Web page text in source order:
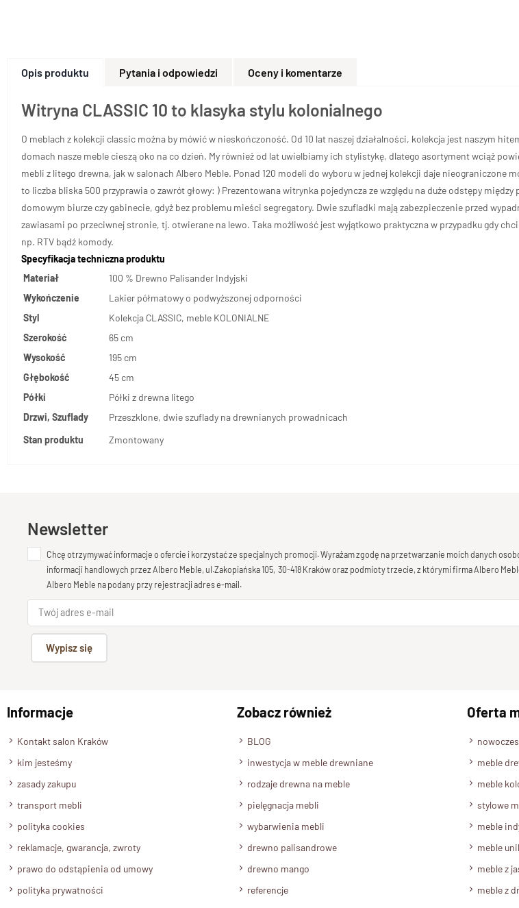
Opis produktu Pytania i odpowiedzi Oceny i komentarze
Witryna CLASSIC 10 to klasyka stylu kolonialnego
O meblach z kolekcji classic można by mówić w nieskończoność. Od 10 lat naszej działalności, kolekcja jest naszym
domach nasze meble cieszą oko na co dzień. My również od lat uwielbiamy ich stylistykę, dlatego asortyment wciąż
mebli z litego drewna, jak w salonach Albero Meble. Ponad 120 modeli do wyboru w jednej kolekcji daje nieograniczone
to liczba bliska 500 przyprawia o zawrót głowy: ) Prezentowana witrynka pojedyncza ze względu na duże odstępy
domowym biurze czy gabinecie, gdyż bez problemu mieści segregatory. Dwie szufladki mają zabezpieczenie przed
zawiasami po przeciwnej stronie, tj. otwierane na lewo. Taka możliwość jest wyjątkowo praktyczna w przypadku gdy
np. RTV bądź komody.
Specyfikacja techniczna produktu
Materiał
100 % Drewno Palisander Indyjski
Wykończenie
Lakier półmatowy o podwyższonej odporności
Styl
Kolekcja CLASSIC, meble KOLONIALNE
Szerokość
65 cm
Wysokość
195 cm
Głębokość
45 cm
Półki
Półki z drewna litego
Drzwi, Szuflady
Przeszklone, dwie szuflady na drewnianych prowadnicach
Stan produktu
Zmontowany
Newsletter
Chcę otrzymywać informacje o ofercie i korzystać ze specjalnych promocji. Wyrażam zgodę na przetwarzanie moich danych
informacji handlowych przez Albero Meble, ul.Zakopiańska 105, 30-418 Kraków oraz podmioty trzecie, z którymi firma Albero
Albero Meble na podany przy rejestracji adres e-mail.
Wypisz się
Informacje
Kontakt salon Kraków
kim jesteśmy
zasady zakupu
transport mebli
polityka cookies
reklamacje, gwarancja, zwroty
prawo do odstąpienia od umowy
polityka prywatności
Zobacz również
BLOG
inwestycja w meble drewniane
rodzaje drewna na meble
pielęgnacja mebli
wybarwienia mebli
drewno palisandrowe
drewno mango
referencje
Oferta
meble
meble
stylowe
meble
meble
meble z
meble z